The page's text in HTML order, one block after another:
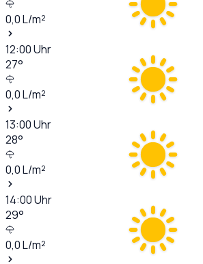
0,0L/m²
12:00Uhr
27°
0,0L/m²
13:00Uhr
28°
0,0L/m²
14:00Uhr
29°
0,0L/m²